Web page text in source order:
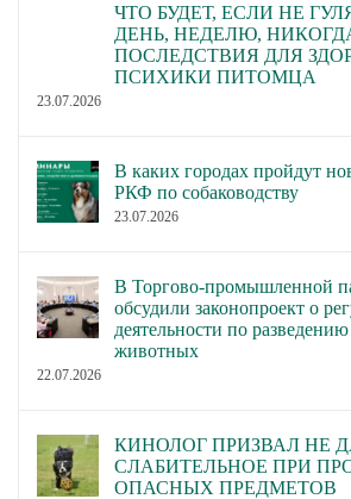
ЧТО БУДЕТ, ЕСЛИ НЕ
ДЕНЬ, НЕДЕЛЮ,
ПОСЛЕДСТВИЯ ДЛЯ
ПСИХИКИ ПИТОМЦА
23.07.2026
В каких городах пройдут
РКФ по собаководству
23.07.2026
В Торгово-промышленной
обсудили законопроект о
деятельности по
животных
22.07.2026
КИНОЛОГ ПРИЗВАЛ НЕ
СЛАБИТЕЛЬНОЕ ПРИ
ОПАСНЫХ ПРЕДМЕТОВ